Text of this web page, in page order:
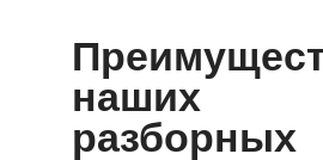
наших
разборных